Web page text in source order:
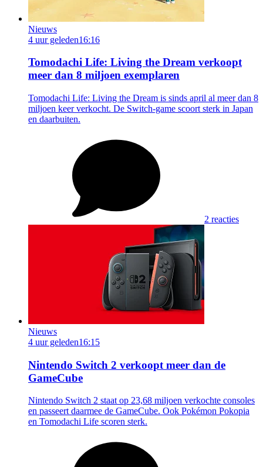
Nieuws
4 uur geleden16:16
Tomodachi Life: Living the Dream verkoopt
meer dan 8 miljoen exemplaren
Tomodachi Life: Living the Dream is sinds april al meer dan 8
miljoen keer verkocht. De Switch-game scoort sterk in Japan
en daarbuiten.
2 reacties
Nieuws
4 uur geleden16:15
Nintendo Switch 2 verkoopt meer dan de
GameCube
Nintendo Switch 2 staat op 23,68 miljoen verkochte consoles
en passeert daarmee de GameCube. Ook Pokémon Pokopia
en Tomodachi Life scoren sterk.